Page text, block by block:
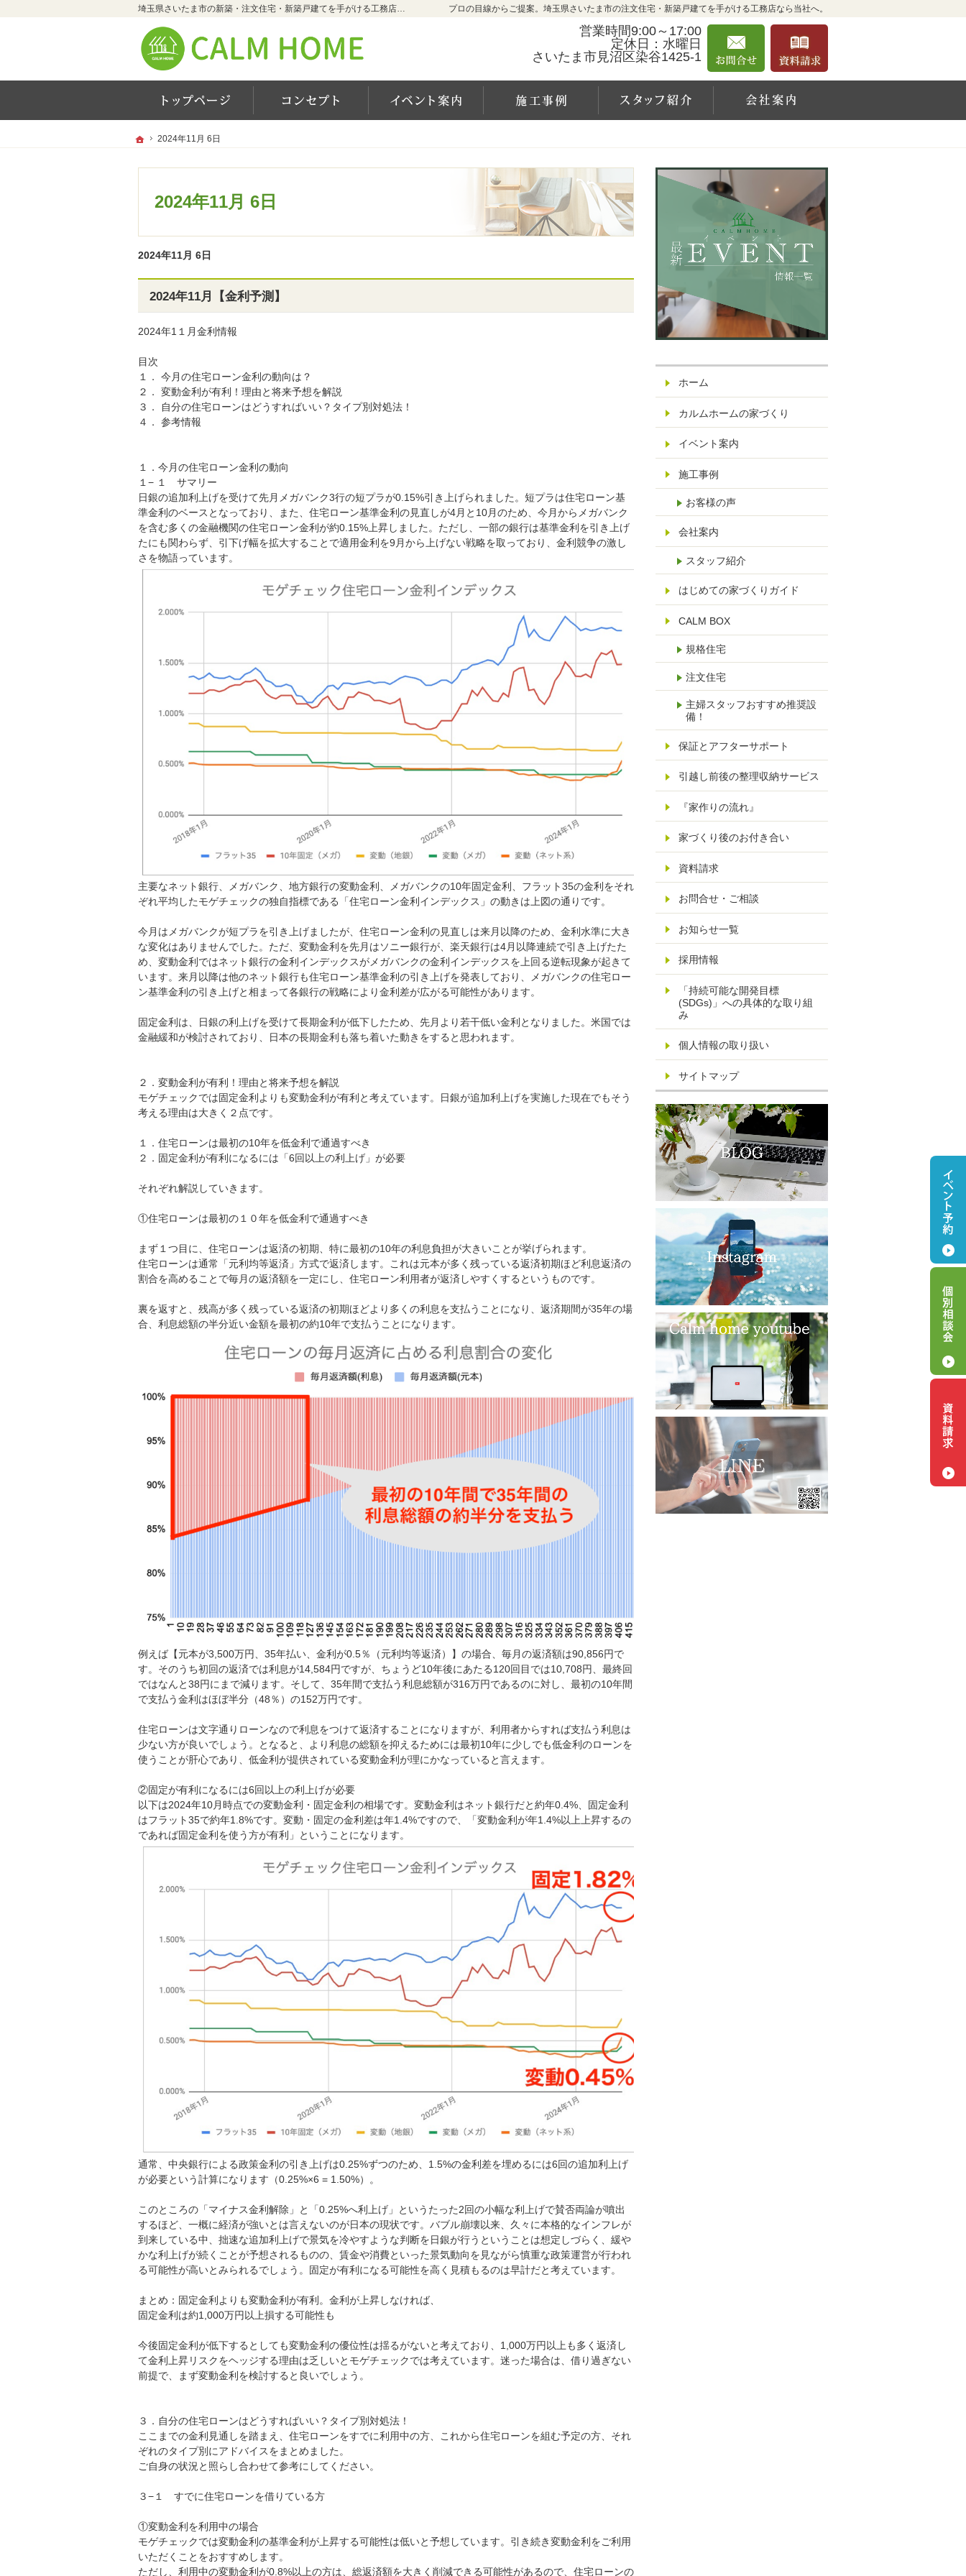
ホーム
2024年11月 6日
2024年11月 6日
プロの目線からご提案。埼玉県さいたま市の注文住宅・新築戸建てを手がける工務店なら当社へ。
埼玉県さいたま市の新築・注文住宅・新築戸建てを手がける工務店ならCALM HOME（カルムホーム）
2024年11月 6日
2024年11月【金利予測】
2024年1１月金利情報
目次
１． 今月の住宅ローン金利の動向は？
２． 変動金利が有利！理由と将来予想を解説
３． 自分の住宅ローンはどうすればいい？タイプ別対処法！
４． 参考情報
１．今月の住宅ローン金利の動向
１− １ サマリー
日銀の追加利上げを受けて先月メガバンク3行の短プラが0.15%引き上げられました。短プラは住宅ローン基
準金利のベースとなっており、また、住宅ローン基準金利の見直しが4月と10月のため、今月からメガバンク
を含む多くの金融機関の住宅ローン金利が約0.15%上昇しました。ただし、一部の銀行は基準金利を引き上げ
たにも関わらず、引下げ幅を拡大することで適用金利を9月から上げない戦略を取っており、金利競争の激し
さを物語っています。
主要なネット銀行、メガバンク、地方銀行の変動金利、メガバンクの10年固定金利、フラット35の金利をそれ
ぞれ平均したモゲチェックの独自指標である「住宅ローン金利インデックス」の動きは上図の通りです。
今月はメガバンクが短プラを引き上げましたが、住宅ローン金利の見直しは来月以降のため、金利水準に大き
な変化はありませんでした。ただ、変動金利を先月はソニー銀行が、楽天銀行は4月以降連続で引き上げたた
め、変動金利ではネット銀行の金利インデックスがメガバンクの金利インデックスを上回る逆転現象が起きて
います。来月以降は他のネット銀行も住宅ローン基準金利の引き上げを発表しており、メガバンクの住宅ロー
ン基準金利の引き上げと相まって各銀行の戦略により金利差が広がる可能性があります。
固定金利は、日銀の利上げを受けて長期金利が低下したため、先月より若干低い金利となりました。米国では
金融緩和が検討されており、日本の長期金利も落ち着いた動きをすると思われます。
２．変動金利が有利！理由と将来予想を解説
モゲチェックでは固定金利よりも変動金利が有利と考えています。日銀が追加利上げを実施した現在でもそう
考える理由は大きく２点です。
１．住宅ローンは最初の10年を低金利で通過すべき
２．固定金利が有利になるには「6回以上の利上げ」が必要
それぞれ解説していきます。
①住宅ローンは最初の１０年を低金利で通過すべき
まず１つ目に、住宅ローンは返済の初期、特に最初の10年の利息負担が大きいことが挙げられます。
住宅ローンは通常「元利均等返済」方式で返済します。これは元本が多く残っている返済初期ほど利息返済の
割合を高めることで毎月の返済額を一定にし、住宅ローン利用者が返済しやすくするというものです。
裏を返すと、残高が多く残っている返済の初期ほどより多くの利息を支払うことになり、返済期間が35年の場
合、利息総額の半分近い金額を最初の約10年で支払うことになります。
例えば【元本が3,500万円、35年払い、金利が0.5％（元利均等返済）】の場合、毎月の返済額は90,856円で
す。そのうち初回の返済では利息が14,584円ですが、ちょうど10年後にあたる120回目では10,708円、最終回
ではなんと38円にまで減ります。そして、35年間で支払う利息総額が316万円であるのに対し、最初の10年間
で支払う金利はほぼ半分（48％）の152万円です。
住宅ローンは文字通りローンなので利息をつけて返済することになりますが、利用者からすれば支払う利息は
少ない方が良いでしょう。となると、より利息の総額を抑えるためには最初10年に少しでも低金利のローンを
使うことが肝心であり、低金利が提供されている変動金利が理にかなっていると言えます。
②固定が有利になるには6回以上の利上げが必要
以下は2024年10月時点での変動金利・固定金利の相場です。変動金利はネット銀行だと約年0.4%、固定金利
はフラット35で約年1.8%です。変動・固定の金利差は年1.4%ですので、「変動金利が年1.4%以上上昇するの
であれば固定金利を使う方が有利」ということになります。
通常、中央銀行による政策金利の引き上げは0.25%ずつのため、1.5%の金利差を埋めるには6回の追加利上げ
が必要という計算になります（0.25%×6 = 1.50%）。
このところの「マイナス金利解除」と「0.25%へ利上げ」というたった2回の小幅な利上げで賛否両論が噴出
するほど、一概に経済が強いとは言えないのが日本の現状です。バブル崩壊以来、久々に本格的なインフレが
到来している中、拙速な追加利上げで景気を冷やすような判断を日銀が行うということは想定しづらく、緩や
かな利上げが続くことが予想されるものの、賃金や消費といった景気動向を見ながら慎重な政策運営が行われ
る可能性が高いとみられるでしょう。固定が有利になる可能性を高く見積もるのは早計だと考えています。
まとめ：固定金利よりも変動金利が有利。金利が上昇しなければ、
固定金利は約1,000万円以上損する可能性も
今後固定金利が低下するとしても変動金利の優位性は揺るがないと考えており、1,000万円以上も多く返済し
て金利上昇リスクをヘッジする理由は乏しいとモゲチェックでは考えています。迷った場合は、借り過ぎない
前提で、まず変動金利を検討すると良いでしょう。
３．自分の住宅ローンはどうすればいい？タイプ別対処法！
ここまでの金利見通しを踏まえ、住宅ローンをすでに利用中の方、これから住宅ローンを組む予定の方、それ
ぞれのタイプ別にアドバイスをまとめました。
ご自身の状況と照らし合わせて参考にしてください。
３−１ すでに住宅ローンを借りている方
①変動金利を利用中の場合
モゲチェックでは変動金利の基準金利が上昇する可能性は低いと予想しています。引き続き変動金利をご利用
いただくことをおすすめします。
ただし、利用中の変動金利が0.8%以上の方は、総返済額を大きく削減できる可能性があるので、住宅ローンの
ホーム
カルムホームの家づくり
イベント案内
施工事例
お客様の声
会社案内
スタッフ紹介
はじめての家づくりガイド
CALM BOX
規格住宅
注文住宅
主婦スタッフおすすめ推奨設
備！
保証とアフターサポート
引越し前後の整理収納サービス
『家作りの流れ』
家づくり後のお付き合い
資料請求
お問合せ・ご相談
お知らせ一覧
採用情報
「持続可能な開発目標
(SDGs)」への具体的な取り組
み
個人情報の取り扱い
サイトマップ
営業時間9:00～17:00
定休日：水曜日
さいたま市見沼区染谷1425-1
ホーム
2024年11月 6日